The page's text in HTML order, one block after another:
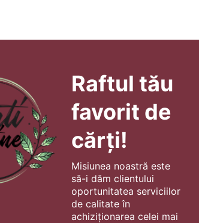
Raftul tău
favorit de
cărți!
Misiunea noastră este
să-i dăm clientului
oportunitatea serviciilor
de calitate în
achiziționarea celei mai